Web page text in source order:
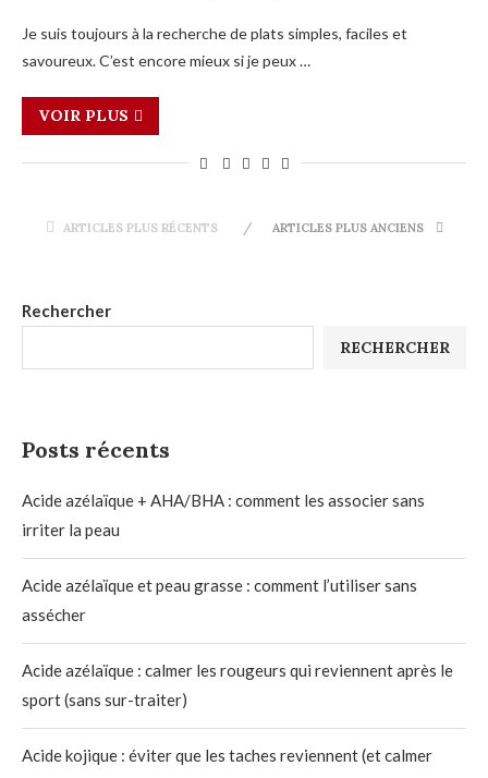
Je suis toujours à la recherche de plats simples, faciles et
savoureux. C’est encore mieux si je peux …
VOIR PLUS
ARTICLES PLUS RÉCENTS ARTICLES PLUS ANCIENS
Rechercher
RECHERCHER
Posts récents
Acide azélaïque + AHA/BHA : comment les associer sans
irriter la peau
Acide azélaïque et peau grasse : comment l’utiliser sans
assécher
Acide azélaïque : calmer les rougeurs qui reviennent après le
sport (sans sur-traiter)
Acide kojique : éviter que les taches reviennent (et calmer